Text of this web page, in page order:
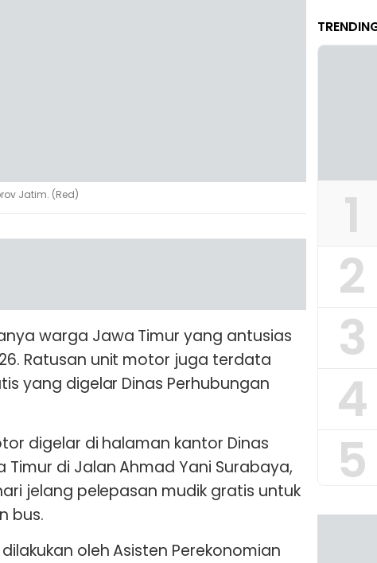
Jatim. (Red)
warga Jawa Timur yang antusias
Ratusan unit motor juga terdata
yang digelar Dinas Perhubungan
digelar di halaman kantor Dinas
Timur di Jalan Ahmad Yani Surabaya,
jelang pelepasan mudik gratis untuk
bus.
oleh Asisten Perekonomian
1
2
3
4
5